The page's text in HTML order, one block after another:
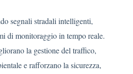
segnali stradali intelligenti,
di monitoraggio in tempo reale.
la gestione del traffico,
e rafforzano la sicurezza,